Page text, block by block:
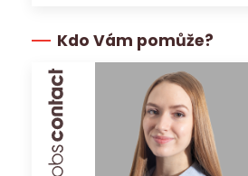
Kdo Vám pomůže?